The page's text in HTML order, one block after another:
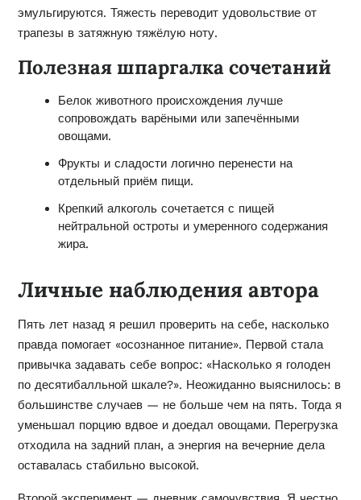
эмульгируются. Тяжесть переводит удовольствие от
трапезы в затяжную тяжёлую ноту.
Полезная шпаргалка сочетаний
Белок животного происхождения лучше
сопровождать варёными или запечёнными
овощами.
Фрукты и сладости логично перенести на
отдельный приём пищи.
Крепкий алкоголь сочетается с пищей
нейтральной остроты и умеренного содержания
жира.
Личные наблюдения автора
Пять лет назад я решил проверить на себе, насколько
правда помогает «осознанное питание». Первой стала
привычка задавать себе вопрос: «Насколько я голоден
по десятибалльной шкале?». Неожиданно выяснилось: в
большинстве случаев — не больше чем на пять. Тогда я
уменьшал порцию вдвое и доедал овощами. Перегрузка
отходила на задний план, а энергия на вечерние дела
оставалась стабильно высокой.